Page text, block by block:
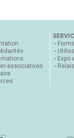
associatives
Expo